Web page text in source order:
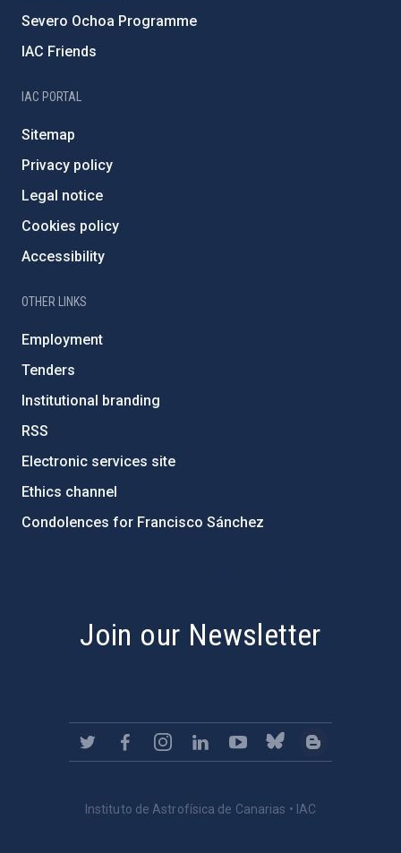
Severo Ochoa Programme
IAC Friends
IAC PORTAL
Sitemap
Privacy policy
Legal notice
Cookies policy
Accessibility
OTHER LINKS
Employment
Tenders
Institutional branding
RSS
Electronic services site
Ethics channel
Condolences for Francisco Sánchez
Join our Newsletter
Instituto de Astrofísica de Canarias • IAC